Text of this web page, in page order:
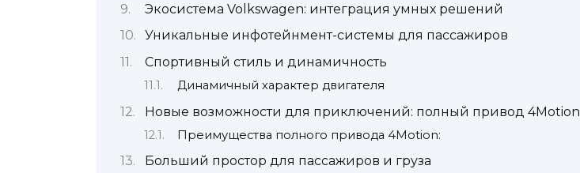
Экосистема Volkswagen: интеграция умных решений
Уникальные инфотейнмент-системы для пассажиров
Спортивный стиль и динамичность
Динамичный характер двигателя
Новые возможности для приключений: полный привод 4Motion
Преимущества полного привода 4Motion:
Больший простор для пассажиров и груза